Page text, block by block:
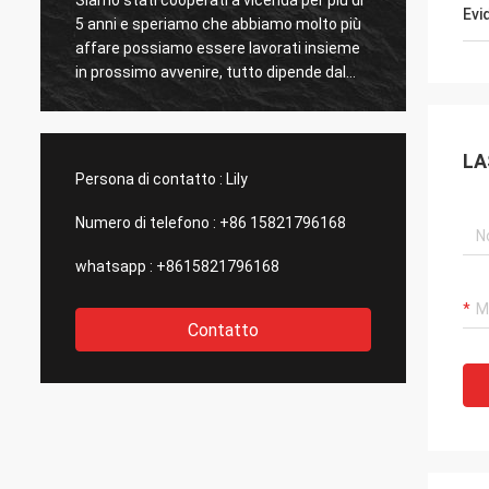
5 anni e speriamo che abbiamo molto più
affare possiamo essere lavorati insieme
in prossimo avvenire, tutto dipende dal
grande e servizio efficiente di Kama e
Persona di contatto : Lily
Numero di telefono : +86 15821796168
whatsapp : +8615821796168
Contatto